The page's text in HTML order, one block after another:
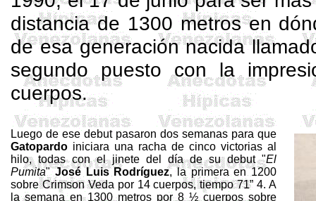
distancia de 1300 metros en
de esa generación nacida
segundo puesto con la
cuerpos.
Luego de ese debut pasaron dos semanas para que
Gatopardo iniciara una racha de cinco victorias al
hilo, todas con el jinete del día de su debut "El
Pumita"José Luis Rodríguez, la primera en 1200
sobreCrimsonVeda por 14 cuerpos, tiempo 71” 4. A
la semana en 1300 metros por 8 ½ cuerpos sobre